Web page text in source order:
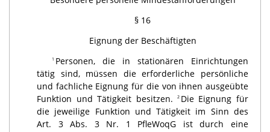
§ 16
Eignung der Beschäftigten
1 Personen, die in stationären Einrichtungen
tätig sind, müssen die erforderliche persönliche
und fachliche Eignung für die von ihnen ausgeübte
Funktion und Tätigkeit besitzen.2 Die Eignung für
die jeweilige Funktion und Tätigkeit im Sinn des
Art. 3 Abs. 3 Nr. 1 PfleWoqG ist durch eine